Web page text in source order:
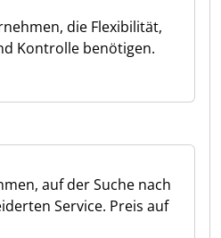
die Flexibilität,
Kontrolle benötigen.
auf der Suche nach
Service. Preis auf